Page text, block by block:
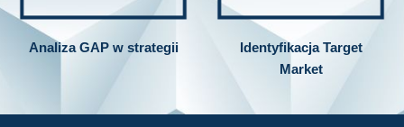
Analiza GAP w strategii
Identyfikacja Target
Market